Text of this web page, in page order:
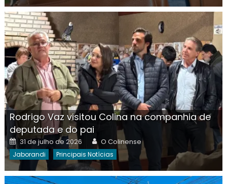
Rodrigo Vaz visitou Colina na companhia de
deputada e do pai
Posted
on
31 de julho de 2026 Author
O Colinense
Jaborandi Principais Notícias